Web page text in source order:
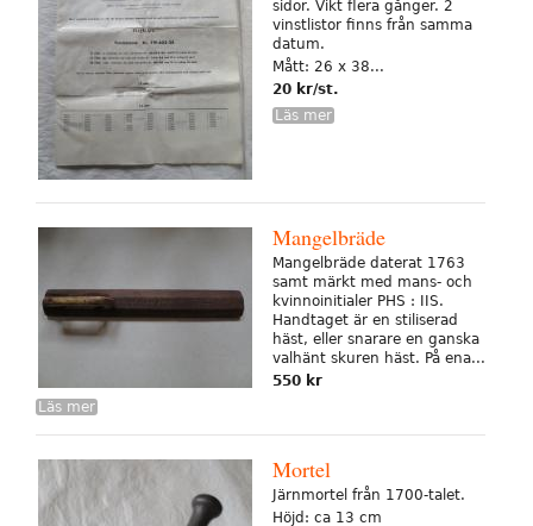
sidor. Vikt flera gånger. 2
vinstlistor finns från samma
datum.
Mått: 26 x 38...
20 kr/st.
Läs mer
Mangelbräde
Mangelbräde daterat 1763
samt märkt med mans- och
kvinnoinitialer PHS : IIS.
Handtaget är en stiliserad
häst, eller snarare en ganska
valhänt skuren häst. På ena...
550 kr
Läs mer
Mortel
Järnmortel från 1700-talet.
Höjd: ca 13 cm